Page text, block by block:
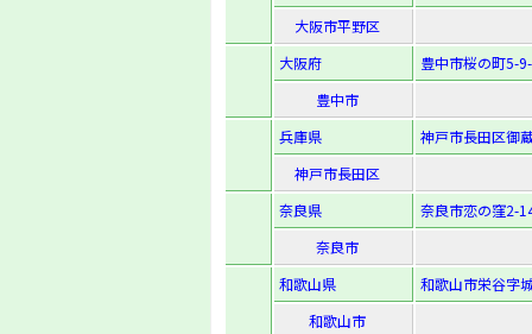
大阪市平野区
大阪府
豊中市桜の町5-
豊中市
兵庫県
神戸市長田区御
神戸市長田区
奈良県
奈良市恋の窪2-
奈良市
和歌山県
和歌山市栄谷字
和歌山市